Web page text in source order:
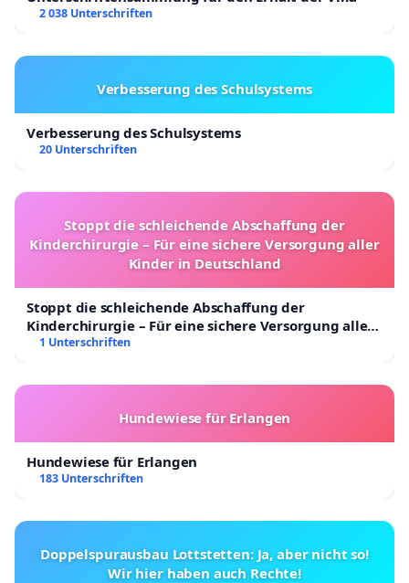
2 038 Unterschriften
Verbesserung des Schulsystems
Verbesserung des Schulsystems
20 Unterschriften
Stoppt die schleichende Abschaffung der
Kinderchirurgie – Für eine sichere Versorgung aller
Kinder in Deutschland
Stoppt die schleichende Abschaffung der
Kinderchirurgie – Für eine sichere Versorgung aller
Kinder in Deutschland
1 Unterschriften
Hundewiese für Erlangen
Hundewiese für Erlangen
183 Unterschriften
Doppelspurausbau Lottstetten: Ja, aber nicht so!
Wir hier haben auch Rechte!